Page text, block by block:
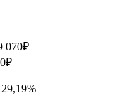
070₽
₽
29,19%